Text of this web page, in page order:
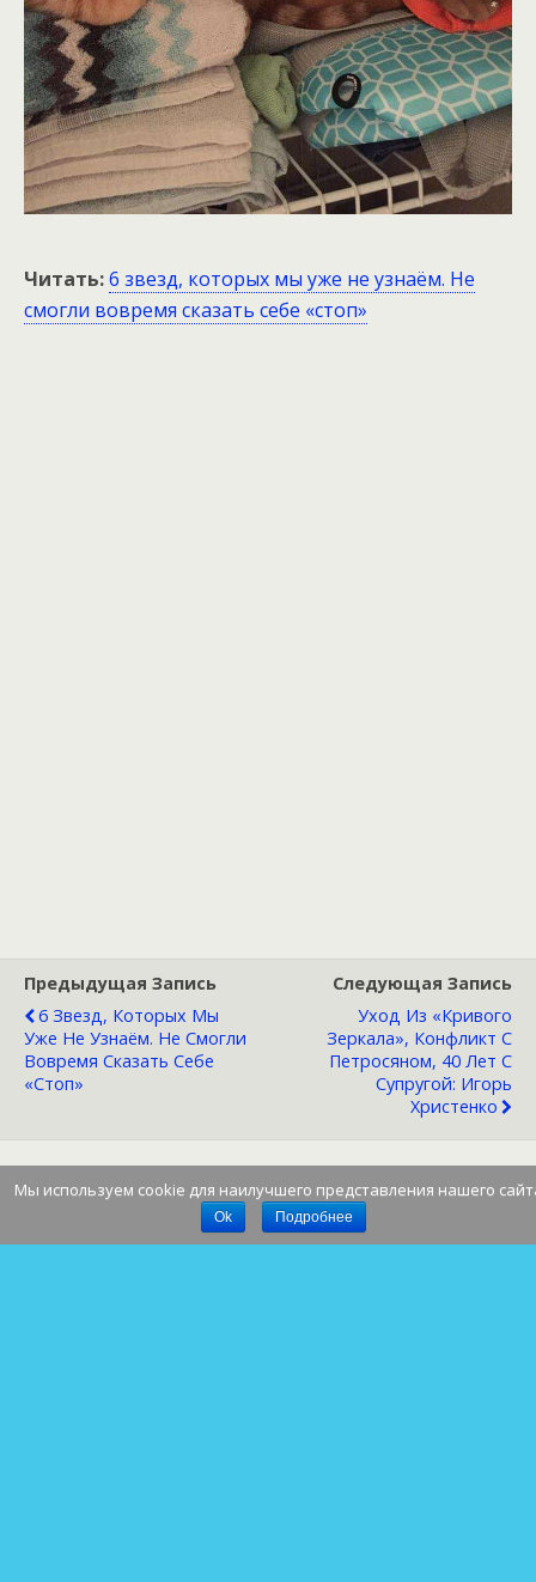
Читать:6 звезд, которых мы уже не узнаём. Не
смогли вовремя сказать себе «стоп»
Предыдущая Запись
6 Звезд, Которых Мы
Уже Не Узнаём. Не Смогли
Вовремя Сказать Себе
«стоп»
Следующая Запись
Уход Из «Кривого
Зеркала», Конфликт С
Петросяном, 40 Лет С
Супругой: Игорь
Христенко
Мы используем cookie для наилучшего представления нашего
Ok Подробнее
Наверх